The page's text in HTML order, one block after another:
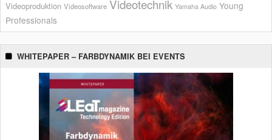
Videoproduktion Videosoftware Videotechnik Yamaha Audio Young
Professionals
WHITEPAPER – FARBDYNAMIK BEI EVENTS